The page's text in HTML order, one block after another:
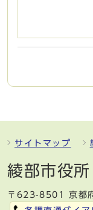
サイトマップ
綾部市役所
〒623-8501 京都